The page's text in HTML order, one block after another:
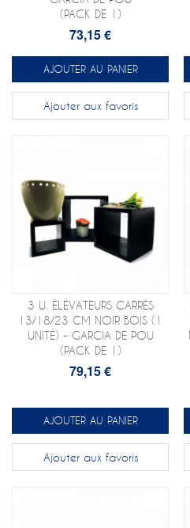
(PACK DE 1)
73,15 €
AJOUTER AU PANIER
Ajouter aux favoris
3 U. ÉLÉVATEURS CARRÉS
13/18/23 CM NOIR BOIS (1
UNITÉ) - GARCIA DE POU
(PACK DE 1)
79,15 €
AJOUTER AU PANIER
Ajouter aux favoris